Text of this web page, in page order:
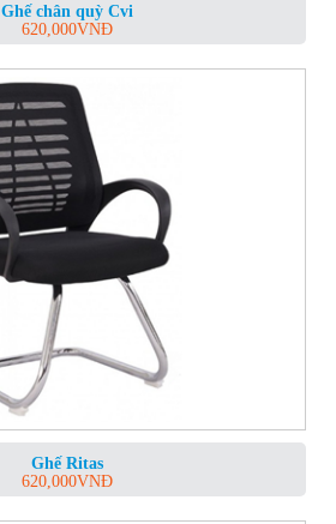
Ghế chân quỳ Cvi
620,000VNĐ
Ghế Ritas
620,000VNĐ